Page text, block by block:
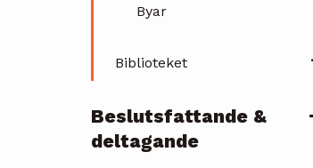
Byar
Biblioteket
Beslutsfattande &
deltagande